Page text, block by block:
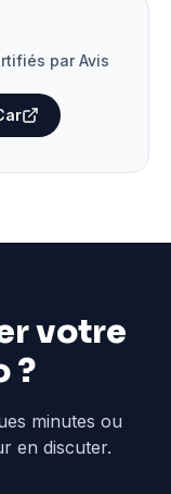
par Avis
votre
?
minutes ou
en discuter.